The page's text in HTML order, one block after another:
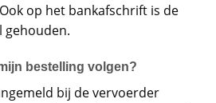
op het bankafschrift is de
gehouden.
bestelling volgen?
bij de vervoerder